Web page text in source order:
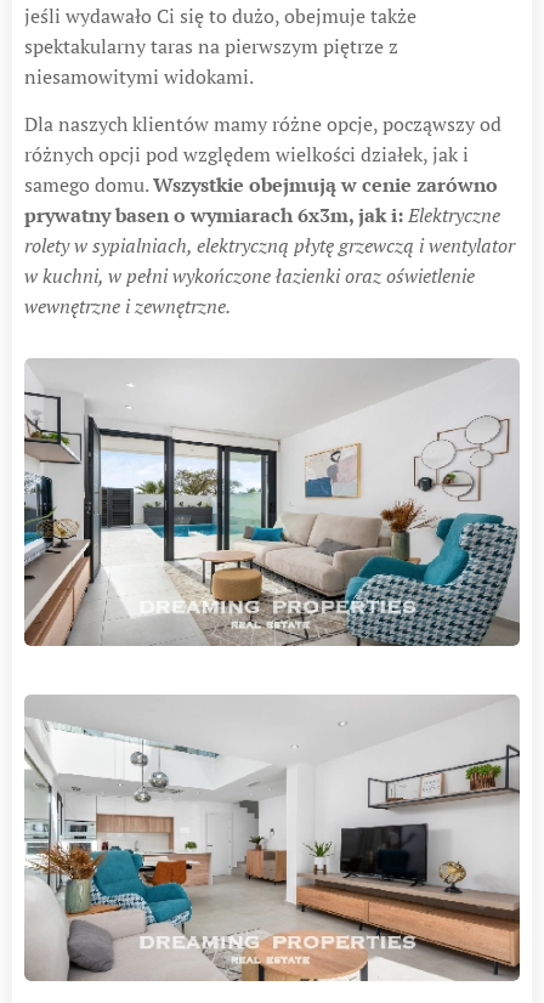
jeśli wydawało Ci się to dużo, obejmuje także
spektakularny taras na pierwszym piętrze z
niesamowitymi widokami.
Dla naszych klientów mamy różne opcje, począwszy od
różnych opcji pod względem wielkości działek, jak i
samego domu.Wszystkie obejmują w cenie zarówno
prywatny basen o wymiarach 6x3m, jak i:Elektryczne
rolety w sypialniach, elektryczną płytę grzewczą i wentylator
w kuchni, w pełni wykończone łazienki oraz oświetlenie
wewnętrzne i zewnętrzne.